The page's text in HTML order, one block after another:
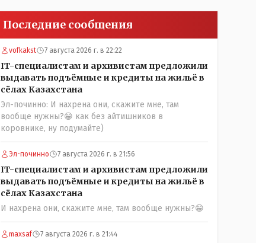
Последние сообщения
vofkakst 7 августа 2026 г. в 22:22
IT-специалистам и архивистам предложили
выдавать подъёмные и кредиты на жильё в
сёлах Казахстана
Эл-починно: И нахрена они, скажите мне, там
вообще нужны?😁 как без айтишников в
коровнике, ну подумайте)
Эл-починно 7 августа 2026 г. в 21:56
IT-специалистам и архивистам предложили
выдавать подъёмные и кредиты на жильё в
сёлах Казахстана
И нахрена они, скажите мне, там вообще нужны?😁
maxsaf 7 августа 2026 г. в 21:44